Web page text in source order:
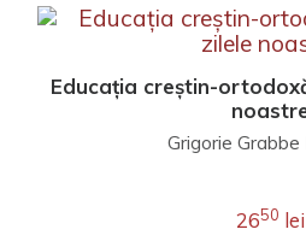
Educația creștin-
Grigorie Grabbe
2650 lei